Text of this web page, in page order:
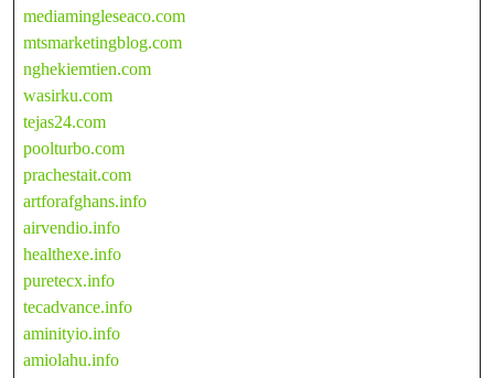
mediamingleseaco.com
mtsmarketingblog.com
nghekiemtien.com
wasirku.com
tejas24.com
poolturbo.com
prachestait.com
artforafghans.info
airvendio.info
healthexe.info
puretecx.info
tecadvance.info
aminityio.info
amiolahu.info